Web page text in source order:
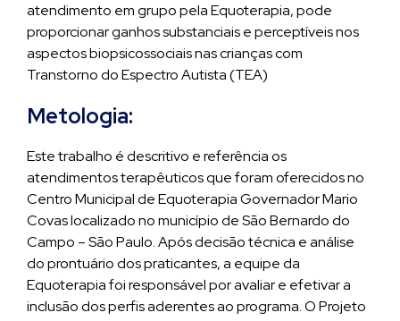
atendimento em grupo pela Equoterapia, pode
proporcionar ganhos substanciais e perceptíveis nos
aspectos biopsicossociais nas crianças com
Transtorno do Espectro Autista (TEA)
Metologia:
Este trabalho é descritivo e referência os
atendimentos terapêuticos que foram oferecidos no
Centro Municipal de Equoterapia Governador Mario
Covas localizado no município de São Bernardo do
Campo – São Paulo. Após decisão técnica e análise
do prontuário dos praticantes, a equipe da
Equoterapia foi responsável por avaliar e efetivar a
inclusão dos perfis aderentes ao programa. O Projeto